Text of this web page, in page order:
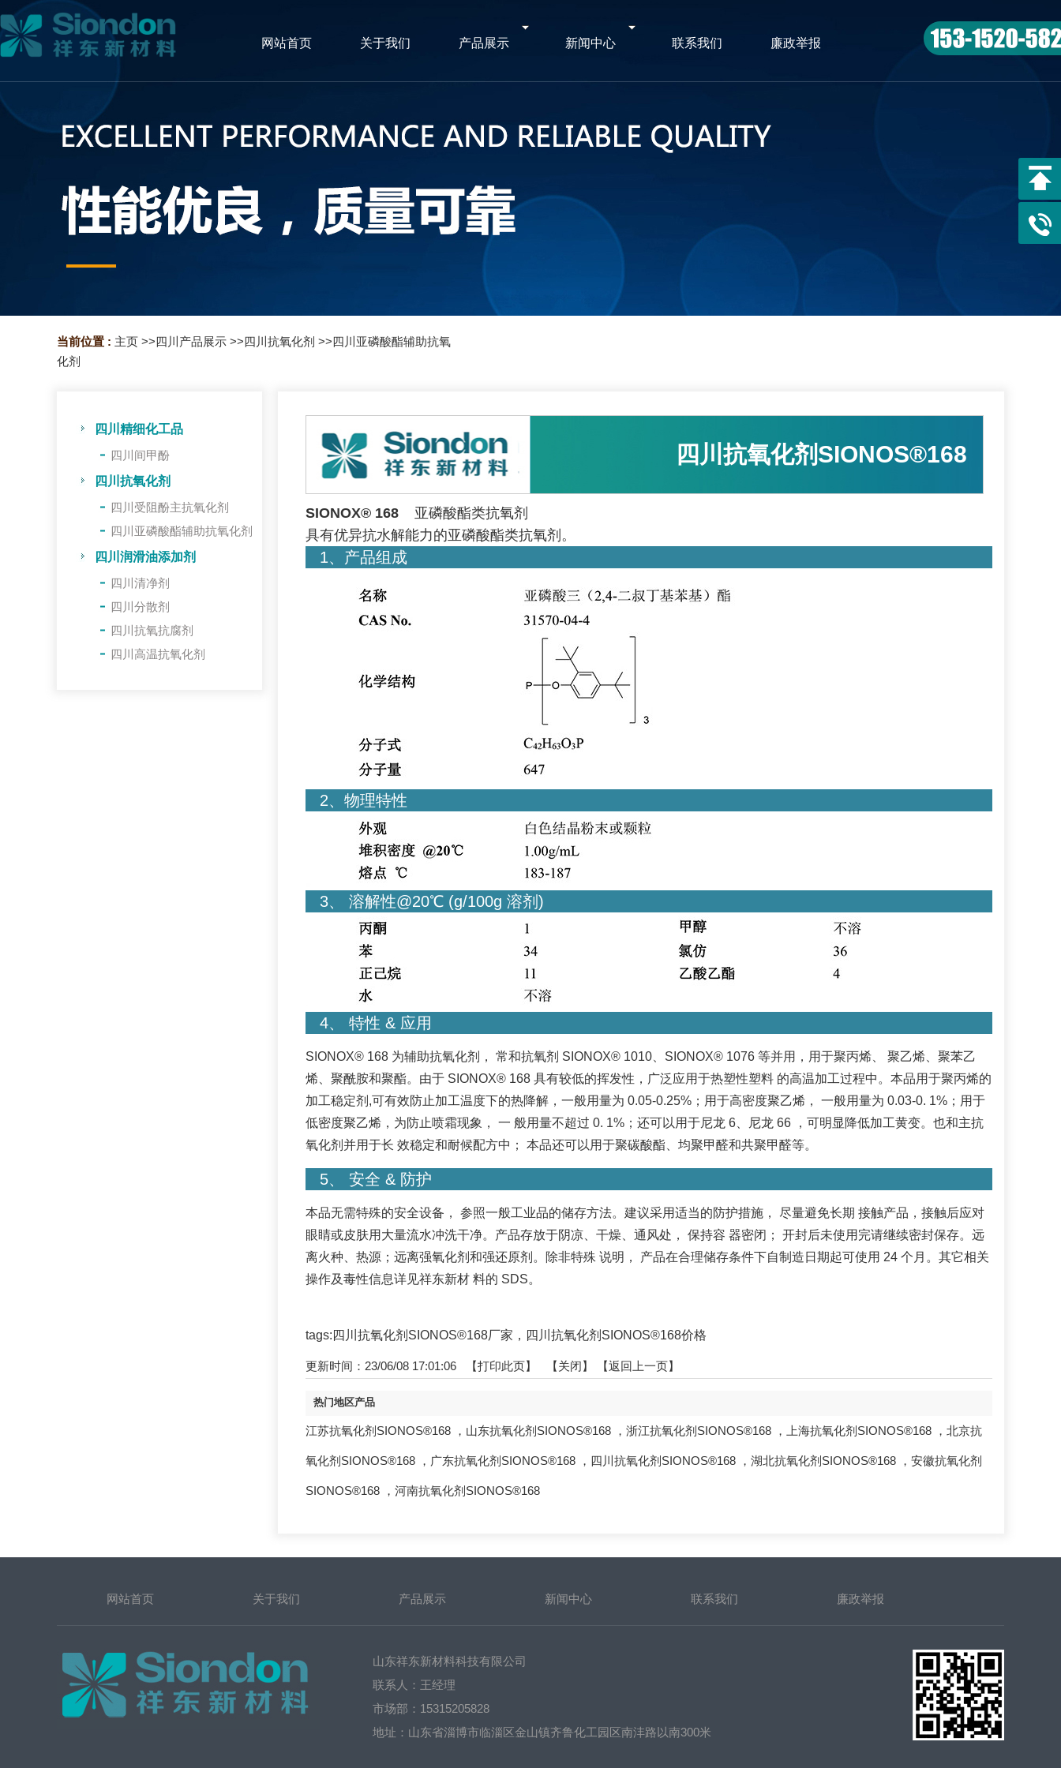
网站首页 关于我们 产品展示 新闻中心 联系我们 廉政举报
当前位置 : 主页 >>四川产品展示 >>四川抗氧化剂 >>四川亚磷酸酯辅助抗氧
化剂
四川精细化工品
四川间甲酚
四川抗氧化剂
四川受阻酚主抗氧化剂
四川亚磷酸酯辅助抗氧化剂
四川润滑油添加剂
四川清净剂
四川分散剂
四川抗氧抗腐剂
四川高温抗氧化剂
四川抗氧化剂SIONOS®168
SIONOX® 168
亚磷酸酯类抗氧剂
具有优异抗水解能力的亚磷酸酯类抗氧剂。
1、产品组成
2、物理特性
3、 溶解性@20℃ (g/100g 溶剂)
4、 特性 & 应用
SIONOX® 168 为辅助抗氧化剂， 常和抗氧剂 SIONOX® 1010、SIONOX® 1076 等并用，用于聚丙烯、 聚乙烯、聚苯乙
烯、聚酰胺和聚酯。由于 SIONOX® 168 具有较低的挥发性，广泛应用于热塑性塑料 的高温加工过程中。本品用于聚丙烯的
加工稳定剂,可有效防止加工温度下的热降解，一般用量为 0.05-0.25%；用于高密度聚乙烯， 一般用量为 0.03-0. 1%；用于
低密度聚乙烯，为防止喷霜现象， 一 般用量不超过 0. 1%；还可以用于尼龙 6、尼龙 66 ，可明显降低加工黄变。也和主抗
氧化剂并用于长 效稳定和耐候配方中； 本品还可以用于聚碳酸酯、均聚甲醛和共聚甲醛等。
5、 安全 & 防护
本品无需特殊的安全设备， 参照一般工业品的储存方法。建议采用适当的防护措施， 尽量避免长期 接触产品，接触后应对
眼睛或皮肤用大量流水冲洗干净。产品存放于阴凉、干燥、通风处， 保持容 器密闭； 开封后未使用完请继续密封保存。远
离火种、热源；远离强氧化剂和强还原剂。除非特殊 说明， 产品在合理储存条件下自制造日期起可使用 24 个月。其它相关
操作及毒性信息详见祥东新材 料的 SDS。
tags:四川抗氧化剂SIONOS®168厂家，四川抗氧化剂SIONOS®168价格
更新时间：23/06/08 17:01:06 【打印此页】 【关闭】 【返回上一页】
热门地区产品
江苏抗氧化剂SIONOS®168 ， 山东抗氧化剂SIONOS®168 ， 浙江抗氧化剂SIONOS®168 ， 上海抗氧化剂SIONOS®168 ， 北京抗
氧化剂SIONOS®168 ， 广东抗氧化剂SIONOS®168 ， 四川抗氧化剂SIONOS®168 ， 湖北抗氧化剂SIONOS®168 ， 安徽抗氧化剂
SIONOS®168 ， 河南抗氧化剂SIONOS®168
网站首页 关于我们 产品展示 新闻中心 联系我们 廉政举报
山东祥东新材料科技有限公司
联系人：王经理
市场部：15315205828
地址：山东省淄博市临淄区金山镇齐鲁化工园区南沣路以南300米